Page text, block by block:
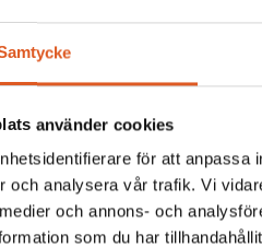
använder cookies
för att anpassa
och analysera vår trafik. Vi
och annons- och
som du har